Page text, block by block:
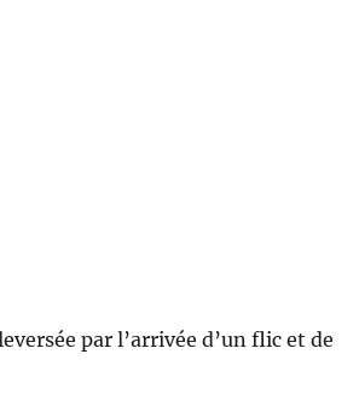
par l’arrivée d’un flic et de